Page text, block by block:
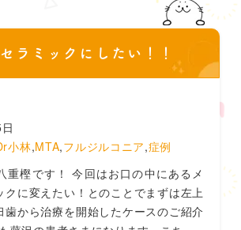
ラミックにしたい！！
小林,MTA,フルジルコニア,症例
重樫です！ 今回はお口の中にあるメ
クに変えたい！とのことでまずは左上
歯から治療を開始したケースのご紹介